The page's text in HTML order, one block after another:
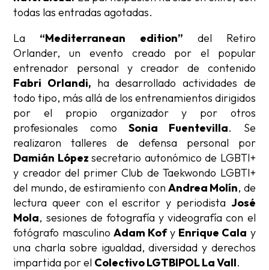
todas las entradas agotadas.
La “Mediterranean edition” del Retiro
Orlander, un evento creado por el popular
entrenador personal y creador de contenido
Fabri Orlandi, ha desarrollado actividades de
todo tipo, más allá de los entrenamientos dirigidos
por el propio organizador y por otros
profesionales como Sonia Fuentevilla. Se
realizaron talleres de defensa personal por
Damián Lópezsecretario autonómico de LGBTI+
y creador del primer Club de Taekwondo LGBTI+
del mundo, de estiramiento con Andrea Molín, de
lectura queer con el escritor y periodista José
Mola, sesiones de fotografía y videografía con el
fotógrafo masculino Adam Kofy Enrique Cala y
una charla sobre igualdad, diversidad y derechos
impartida por el Colectivo LGTBIPOL La Vall.